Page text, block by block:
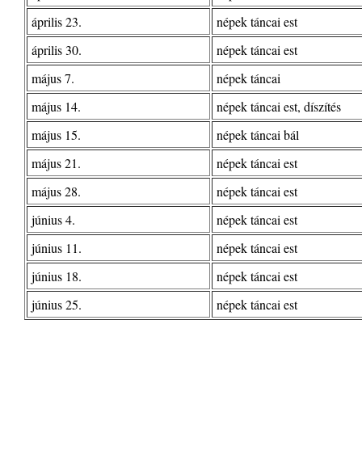
április 23.
népek táncai est
április 30.
népek táncai est
május 7.
népek táncai
május 14.
népek táncai est, díszítés
május 15.
népek táncai bál
május 21.
népek táncai est
május 28.
népek táncai est
június 4.
népek táncai est
június 11.
népek táncai est
június 18.
népek táncai est
június 25.
népek táncai est